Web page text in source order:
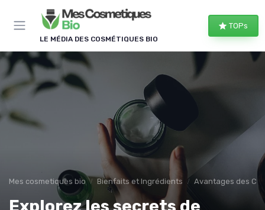
LE MÉDIA DES COSMÉTIQUES BIO
TOPs
Mes cosmetiques bio Bienfaits et Ingrédients Avantages des
Panneau de gestion des cookies